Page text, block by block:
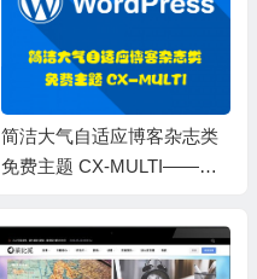
简洁大气自适应博客杂志类
免费主题 CX-MULTI——Wo